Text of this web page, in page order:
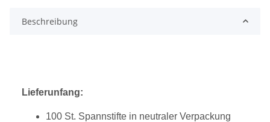
Beschreibung
Lieferunfang:
100 St. Spannstifte in neutraler Verpackung